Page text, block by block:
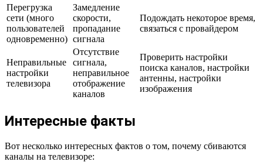
Перегрузка
сети (много
пользователей
одновременно)
Замедление
скорости,
пропадание
сигнала
Подождать некоторое время,
связаться с провайдером
Неправильные
настройки
телевизора
Отсутствие
сигнала,
неправильное
отображение
каналов
Проверить настройки
поиска каналов, настройки
антенны, настройки
изображения
Интересные факты
Вот несколько интересных фактов о том, почему сбиваются
каналы на телевизоре: